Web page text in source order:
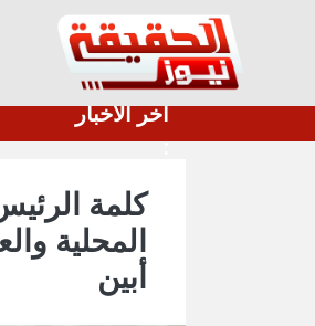
أخر الأخبار
:
الأمريكية تسحب طائرات
كلمة
المحلية
أبين